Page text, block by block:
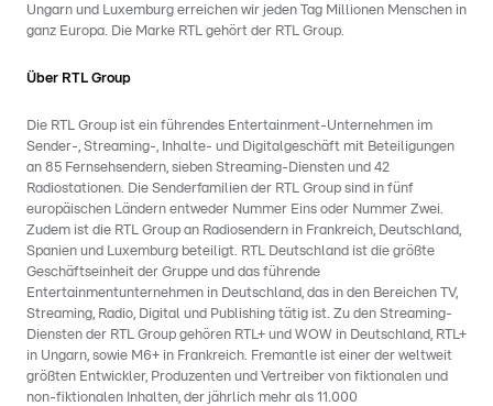
Ungarn und Luxemburg erreichen wir jeden Tag Millionen Menschen in
ganz Europa. Die Marke RTL gehört der RTL Group.
Über RTL Group
Die RTL Group ist ein führendes Entertainment-Unternehmen im
Sender-, Streaming-, Inhalte- und Digitalgeschäft mit Beteiligungen
an 85 Fernsehsendern, sieben Streaming-Diensten und 42
Radiostationen. Die Senderfamilien der RTL Group sind in fünf
europäischen Ländern entweder Nummer Eins oder Nummer Zwei.
Zudem ist die RTL Group an Radiosendern in Frankreich, Deutschland,
Spanien und Luxemburg beteiligt. RTL Deutschland ist die größte
Geschäftseinheit der Gruppe und das führende
Entertainmentunternehmen in Deutschland, das in den Bereichen TV,
Streaming, Radio, Digital und Publishing tätig ist. Zu den Streaming-
Diensten der RTL Group gehören RTL+ und WOW in Deutschland, RTL+
in Ungarn, sowie M6+ in Frankreich. Fremantle ist einer der weltweit
größten Entwickler, Produzenten und Vertreiber von fiktionalen und
non-fiktionalen Inhalten, der jährlich mehr als 11.000